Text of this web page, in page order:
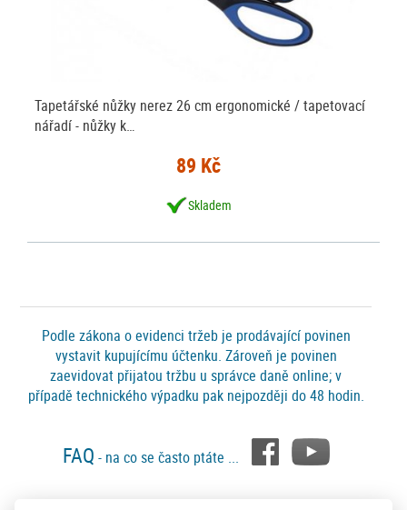
Tapetářské nůžky nerez 26 cm ergonomické / tapetovací
nářadí - nůžky k…
89 Kč
Skladem
Podle zákona o evidenci tržeb je prodávající povinen
vystavit kupujícímu účtenku. Zároveň je povinen
zaevidovat přijatou tržbu u správce daně online; v
případě technického výpadku pak nejpozději do 48 hodin.
FAQ - na co se často ptáte ...